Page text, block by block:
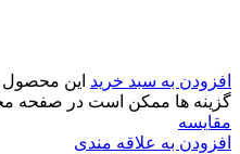
افزودن به سبد خرید این محصول
گزینه ها ممکن است در صفحه
مقایسه
افزودن به علاقه مندی